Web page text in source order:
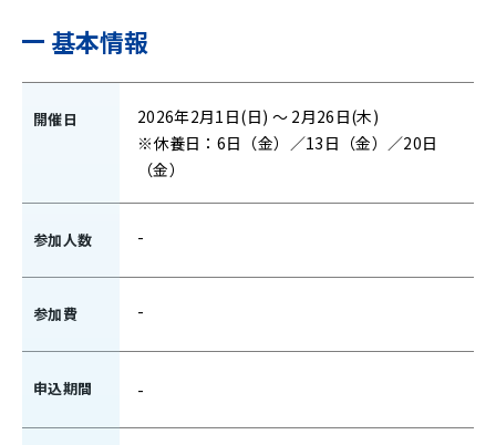
基本情報
開催日
2026年2月1日(日) ～ 2月26日(木)
※休養日：6日（金）／13日（金）／20日
（金）
参加人数 -
参加費 -
申込期間 -